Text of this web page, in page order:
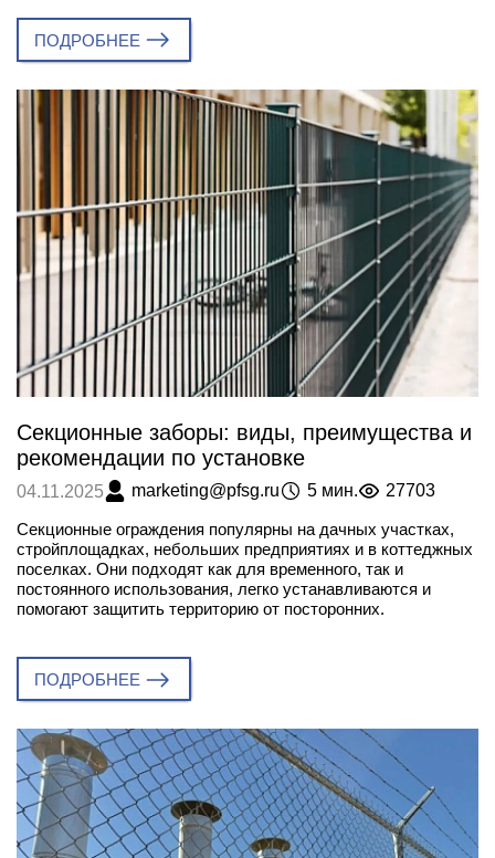
ПОДРОБНЕЕ
Секционные заборы: виды, преимущества и
рекомендации по установке
04.11.2025 marketing@pfsg.ru 5 мин. 27703
Секционные ограждения популярны на дачных участках,
стройплощадках, небольших предприятиях и в коттеджных
поселках. Они подходят как для временного, так и
постоянного использования, легко устанавливаются и
помогают защитить территорию от посторонних.
ПОДРОБНЕЕ